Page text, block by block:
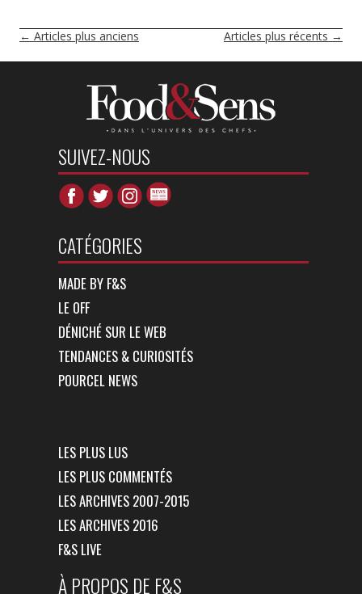
NAVIGATION
DES
← Articles plus anciens Articles plus récents →
SUIVEZ-NOUS
CATÉGORIES
MADE BY F&S
LE OFF
DÉNICHÉ SUR LE WEB
TENDANCES & CURIOSITÉS
POURCEL NEWS
LES PLUS LUS
LES PLUS COMMENTÉS
LES ARCHIVES 2007-2015
LES ARCHIVES 2016
F&S LIVE
À PROPOS DE F&S